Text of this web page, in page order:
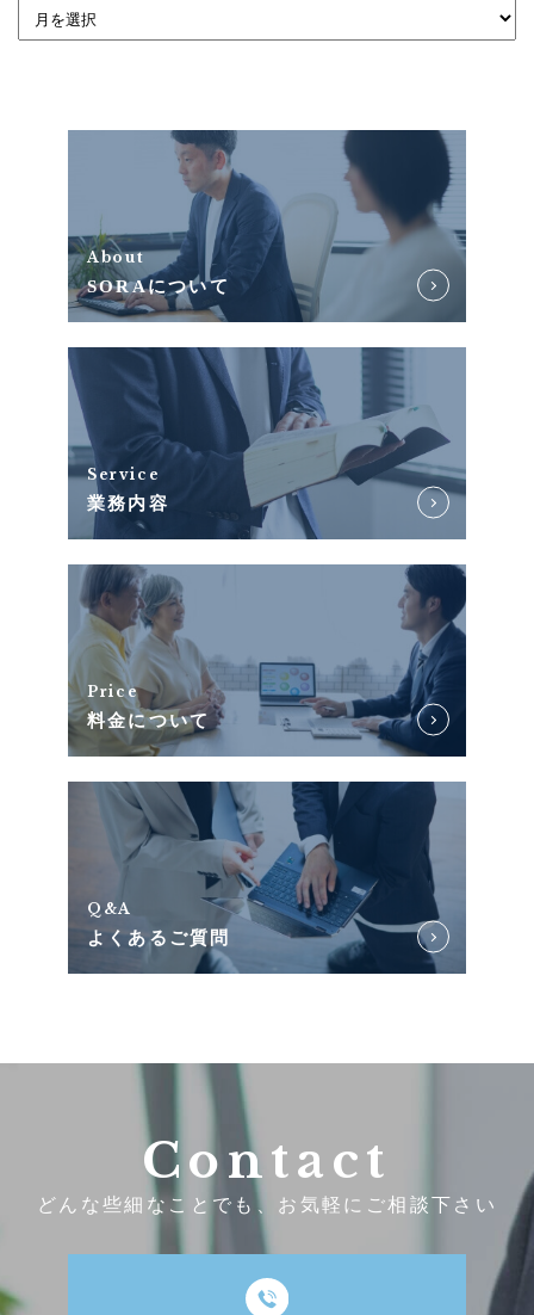
About
SORAについて
Service
業務内容
Price
料金について
Q&A
よくあるご質問
Contact
どんな些細なことでも、お気軽にご相談下さい